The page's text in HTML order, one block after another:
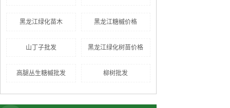
黑龙江绿化苗木 黑龙江糖槭价格
山丁子批发 黑龙江绿化树苗价格
高腿丛生糖槭批发 柳树批发